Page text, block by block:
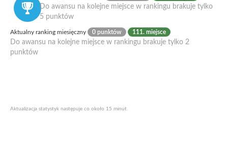
Do awansu na kolejne miejsce w rankingu brakuje tylko
5 punktów
Aktualny ranking miesięczny 0 punktów 111. miejsce
Do awansu na kolejne miejsce w rankingu brakuje tylko 2
punktów
Aktualizacja statystyk następuje co około 15 minut.